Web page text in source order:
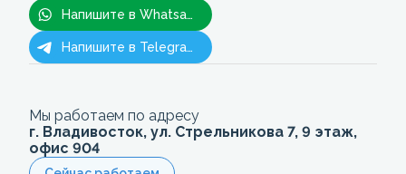
Напишите в Whatsapp
Напишите в Telegram
Мы работаем по адресу
г. Владивосток, ул. Стрельникова 7, 9 этаж,
офис 904